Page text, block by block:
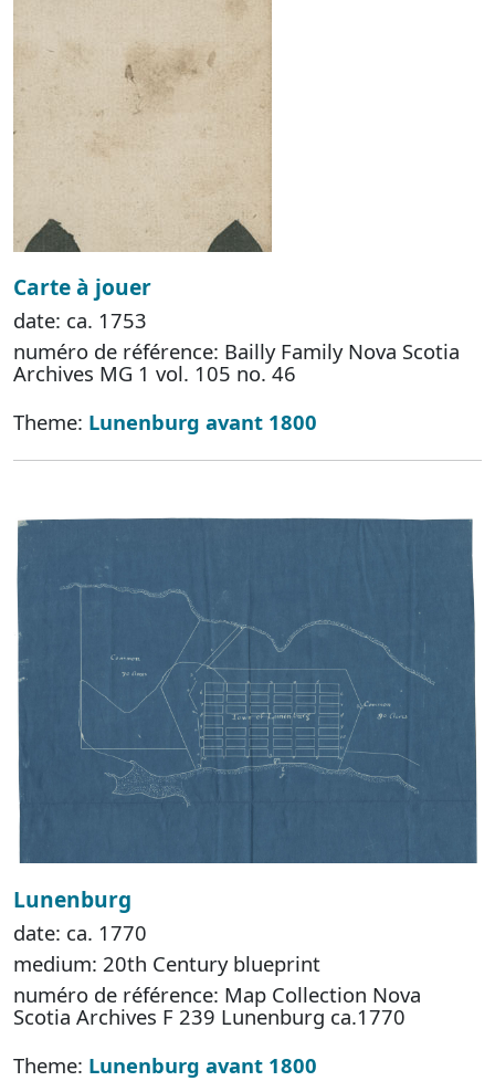
Carte à jouer
date: ca. 1753
numéro de référence: Bailly Family Nova Scotia
Archives MG 1 vol. 105 no. 46
Theme: Lunenburg avant 1800
Lunenburg
date: ca. 1770
medium: 20th Century blueprint
numéro de référence: Map Collection Nova
Scotia Archives F 239 Lunenburg ca.1770
Theme: Lunenburg avant 1800